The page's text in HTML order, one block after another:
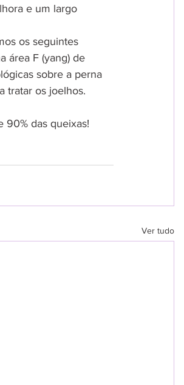
e um largo
os seguintes
área F (yang) de
sobre a perna
tratar os joelhos.
90% das queixas!
Ver tudo